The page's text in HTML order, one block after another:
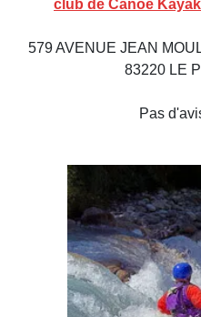
club de Canoë
579 AVENUE JEAN
83220 LE
Pas